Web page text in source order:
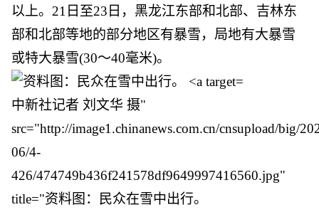
以上。21日至23日，黑龙江东部和北部、吉林东
部和北部等地的部分地区有暴雪，局地有大暴雪
或特大暴雪(30～40毫米)。
中新社记者 刘文华 摄"
src="http://image1.chinanews.com.cn/cnsupload/big/
06/4-
426/474749b436f241578df9649997416560.jpg"
title="资料图：民众在雪中出行。